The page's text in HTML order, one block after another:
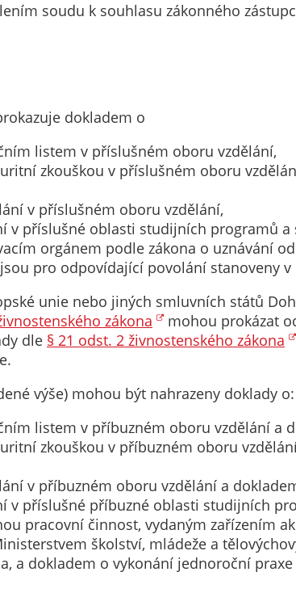
soudu k souhlasu zákonného
dokladem o
listem v příslušném oboru vzdělání,
zkouškou v příslušném oboru
v příslušném oboru vzdělání,
v příslušné oblasti studijních programů
orgánem podle zákona o uznávání
pro odpovídající povolání stanoveny
unie nebo jiných smluvních států
zákona
mohou prokázat
dle § 21 odst. 2 živnostenského zákona
výše) mohou být nahrazeny doklady o:
listem v příbuzném oboru vzdělání a
zkouškou v příbuzném oboru
v příbuzném oboru vzdělání a
v příslušné příbuzné oblasti studijních
pracovní činnost, vydaným zařízením
školství, mládeže a
a dokladem o vykonání jednoroční
návštěv našich
zpracováváme
souhrnně, bez
použití
identifikátorů,
které ukazují
na konkrétní
uživatelé
našeho webu.
Pokud
vypnete
používání
vztahu k Vaší
ztrácíme
možnost
výkonu a
optimalizace
našich
opatření.